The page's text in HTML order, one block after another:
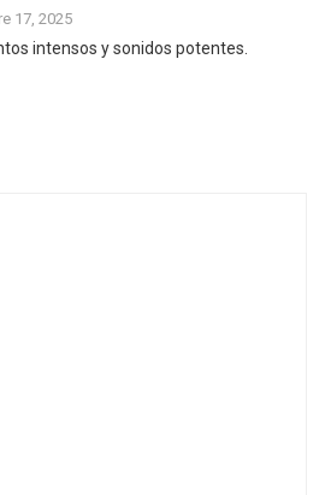
17, 2025
intensos y sonidos potentes.